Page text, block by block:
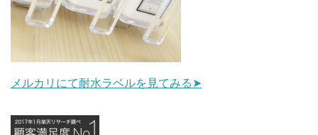
メルカリにて耐水ラベルを見てみる➤